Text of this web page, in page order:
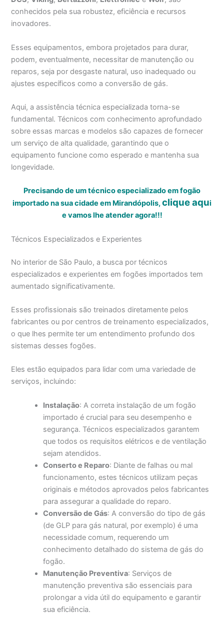
conhecidos pela sua robustez, eficiência e recursos
inovadores.
Esses equipamentos, embora projetados para durar,
podem, eventualmente, necessitar de manutenção ou
reparos, seja por desgaste natural, uso inadequado ou
ajustes específicos como a conversão de gás.
Aqui, a assistência técnica especializada torna-se
fundamental. Técnicos com conhecimento aprofundado
sobre essas marcas e modelos são capazes de fornecer
um serviço de alta qualidade, garantindo que o
equipamento funcione como esperado e mantenha sua
longevidade.
Precisando de um técnico especializado em fogão
importado na sua cidade em Mirandópolis,clique aqui
e vamos lhe atender agora!!!
Técnicos Especializados e Experientes
No interior de São Paulo, a busca por técnicos
especializados e experientes em fogões importados tem
aumentado significativamente.
Esses profissionais são treinados diretamente pelos
fabricantes ou por centros de treinamento especializados,
o que lhes permite ter um entendimento profundo dos
sistemas desses fogões.
Eles estão equipados para lidar com uma variedade de
serviços, incluindo:
Instalação: A correta instalação de um fogão
importado é crucial para seu desempenho e
segurança. Técnicos especializados garantem
que todos os requisitos elétricos e de ventilação
sejam atendidos.
Conserto e Reparo: Diante de falhas ou mal
funcionamento, estes técnicos utilizam peças
originais e métodos aprovados pelos fabricantes
para assegurar a qualidade do reparo.
Conversão de Gás: A conversão do tipo de gás
(de GLP para gás natural, por exemplo) é uma
necessidade comum, requerendo um
conhecimento detalhado do sistema de gás do
fogão.
Manutenção Preventiva: Serviços de
manutenção preventiva são essenciais para
prolongar a vida útil do equipamento e garantir
sua eficiência.